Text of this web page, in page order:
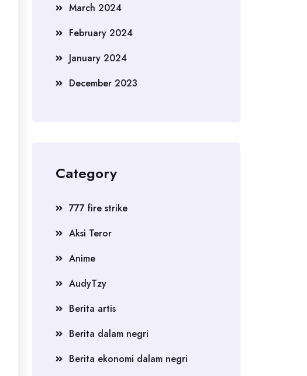
March 2024
February 2024
January 2024
December 2023
Category
777 fire strike
Aksi Teror
Anime
AudyTzy
Berita artis
Berita dalam negri
Berita ekonomi dalam negri